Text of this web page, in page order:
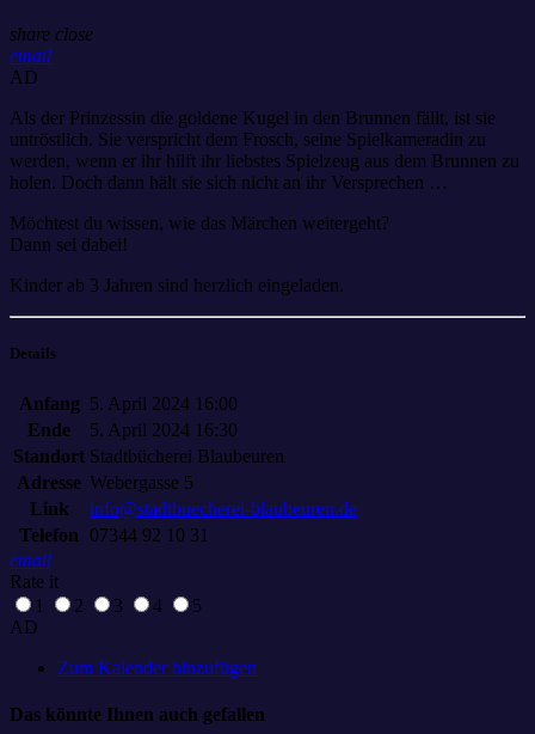
share close
email
AD
Als der Prinzessin die goldene Kugel in den Brunnen fällt, ist sie
untröstlich. Sie verspricht dem Frosch, seine Spielkameradin zu
werden, wenn er ihr hilft ihr liebstes Spielzeug aus dem Brunnen zu
holen. Doch dann hält sie sich nicht an ihr Versprechen …
Möchtest du wissen, wie das Märchen weitergeht?
Dann sei dabei!
Kinder ab 3 Jahren sind herzlich eingeladen.
Details
Anfang 5. April 2024 16:00
Ende
5. April 2024 16:30
Standort Stadtbücherei Blaubeuren
Adresse Webergasse 5
Link
info@stadtbuecherei-blaubeuren.de
Telefon
07344 92 10 31
email
Rate it
1
2 3 4
5
AD
Zum Kalender hinzufügen
Das könnte Ihnen auch gefallen